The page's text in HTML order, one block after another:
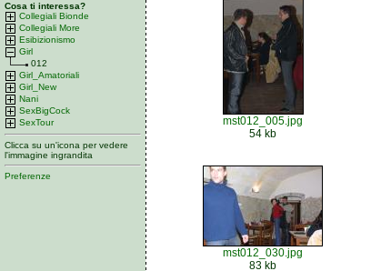
Cosa ti interessa?
Collegiali Bionde
Collegiali More
Esibizionismo
Girl
012
Girl_Amatoriali
Girl_New
Nani
SexBigCock
SexTour
Clicca su un'icona per vedere
l'immagine ingrandita
Preferenze
mst012_005.jpg
54 kb
mst012_030.jpg
83 kb